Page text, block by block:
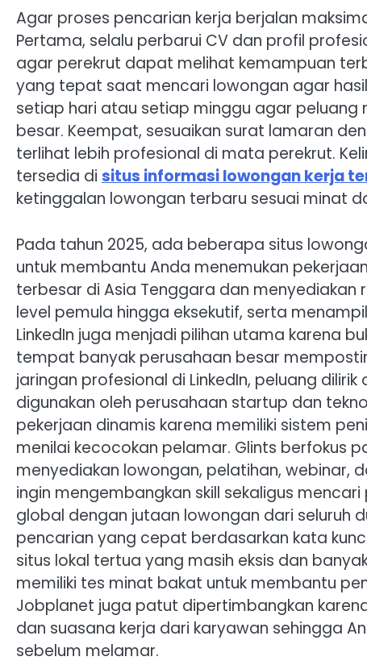
Agar proses pencarian kerja berjalan
Pertama, selalu perbarui CV dan profil
agar perekrut dapat melihat kemampuan
yang tepat saat mencari lowongan agar
setiap hari atau setiap minggu agar
besar. Keempat, sesuaikan surat lamaran
terlihat lebih profesional di mata perekrut.
tersedia di situs informasi lowongan kerja
ketinggalan lowongan terbaru sesuai minat
Pada tahun 2025, ada beberapa situs
untuk membantu Anda menemukan
terbesar di Asia Tenggara dan
level pemula hingga eksekutif, serta
LinkedIn juga menjadi pilihan utama karena
tempat banyak perusahaan besar
jaringan profesional di LinkedIn, peluang
digunakan oleh perusahaan startup dan
pekerjaan dinamis karena memiliki sistem
menilai kecocokan pelamar. Glints berfokus
menyediakan lowongan, pelatihan, webinar,
ingin mengembangkan skill sekaligus
global dengan jutaan lowongan dari seluruh
pencarian yang cepat berdasarkan kata
situs lokal tertua yang masih eksis dan
memiliki tes minat bakat untuk membantu
Jobplanet juga patut dipertimbangkan
dan suasana kerja dari karyawan sehingga
sebelum melamar.